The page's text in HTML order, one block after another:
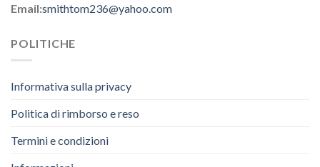
Email:smithtom236@yahoo.com
POLITICHE
Informativa sulla privacy
Politica di rimborso e reso
Termini e condizioni